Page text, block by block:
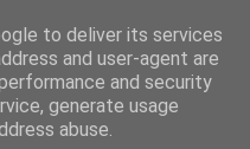
to deliver its services
and user-agent are
and security
generate usage
abuse.